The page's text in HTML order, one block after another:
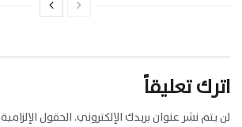
اترك تعليقاً
لن يتم نشر عنوان بريدك الإلكتروني. الحقول